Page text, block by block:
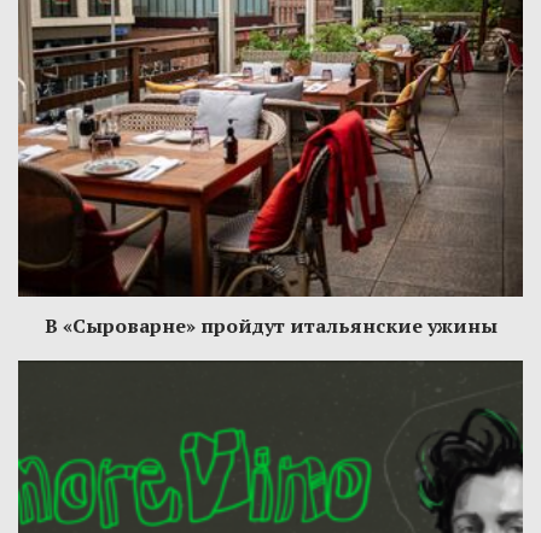
В «Сыроварне» пройдут итальянские ужины